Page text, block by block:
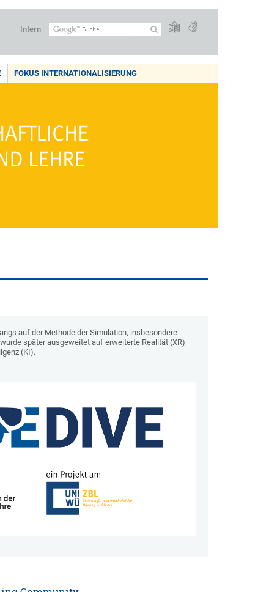
Intern
FOKUS INTERNATIONALISIERUNG
auf der Methode der Simulation, insbesondere
später ausgeweitet auf erweiterte Realität (XR)
(KI).